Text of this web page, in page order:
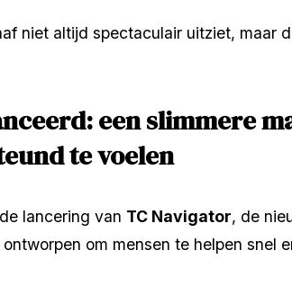
niet altijd spectaculair uitziet, maar
een slimmere
te voelen
lancering van TC Navigator, de
om mensen te helpen snel